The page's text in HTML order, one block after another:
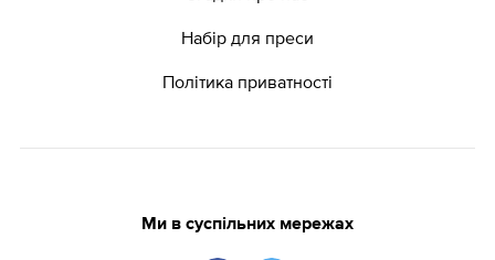
Набір для преси
Політика приватності
Ми в суспільних мережах